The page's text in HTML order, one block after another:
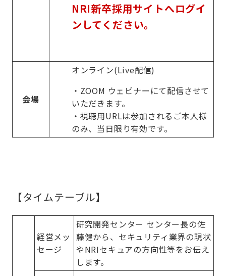
NRI新卒採用サイトへログイ
ンしてください。
会場
オンライン(Live配信)
・ZOOM ウェビナーにて配信させて
いただきます。
・視聴用URLは参加されるご本人様
のみ、当日限り有効です。
【タイムテーブル】
経営メッ
セージ
研究開発センター センター長の佐
藤健から、セキュリティ業界の現状
やNRIセキュアの方向性等をお伝え
します。